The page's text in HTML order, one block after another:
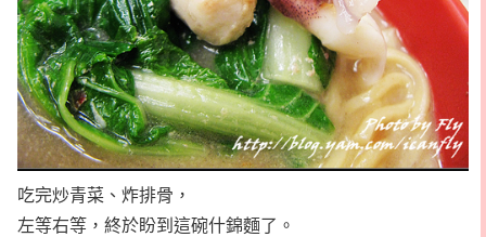
吃完炒青菜、炸排骨，
左等右等，終於盼到這碗什錦麵了。